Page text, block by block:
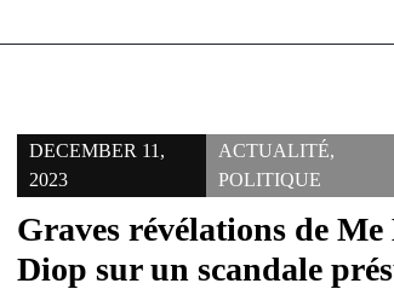
DECEMBER 11,
2023
ACTUALITÉ,
POLITIQUE
Graves révélations de Me
Diop sur un scandale